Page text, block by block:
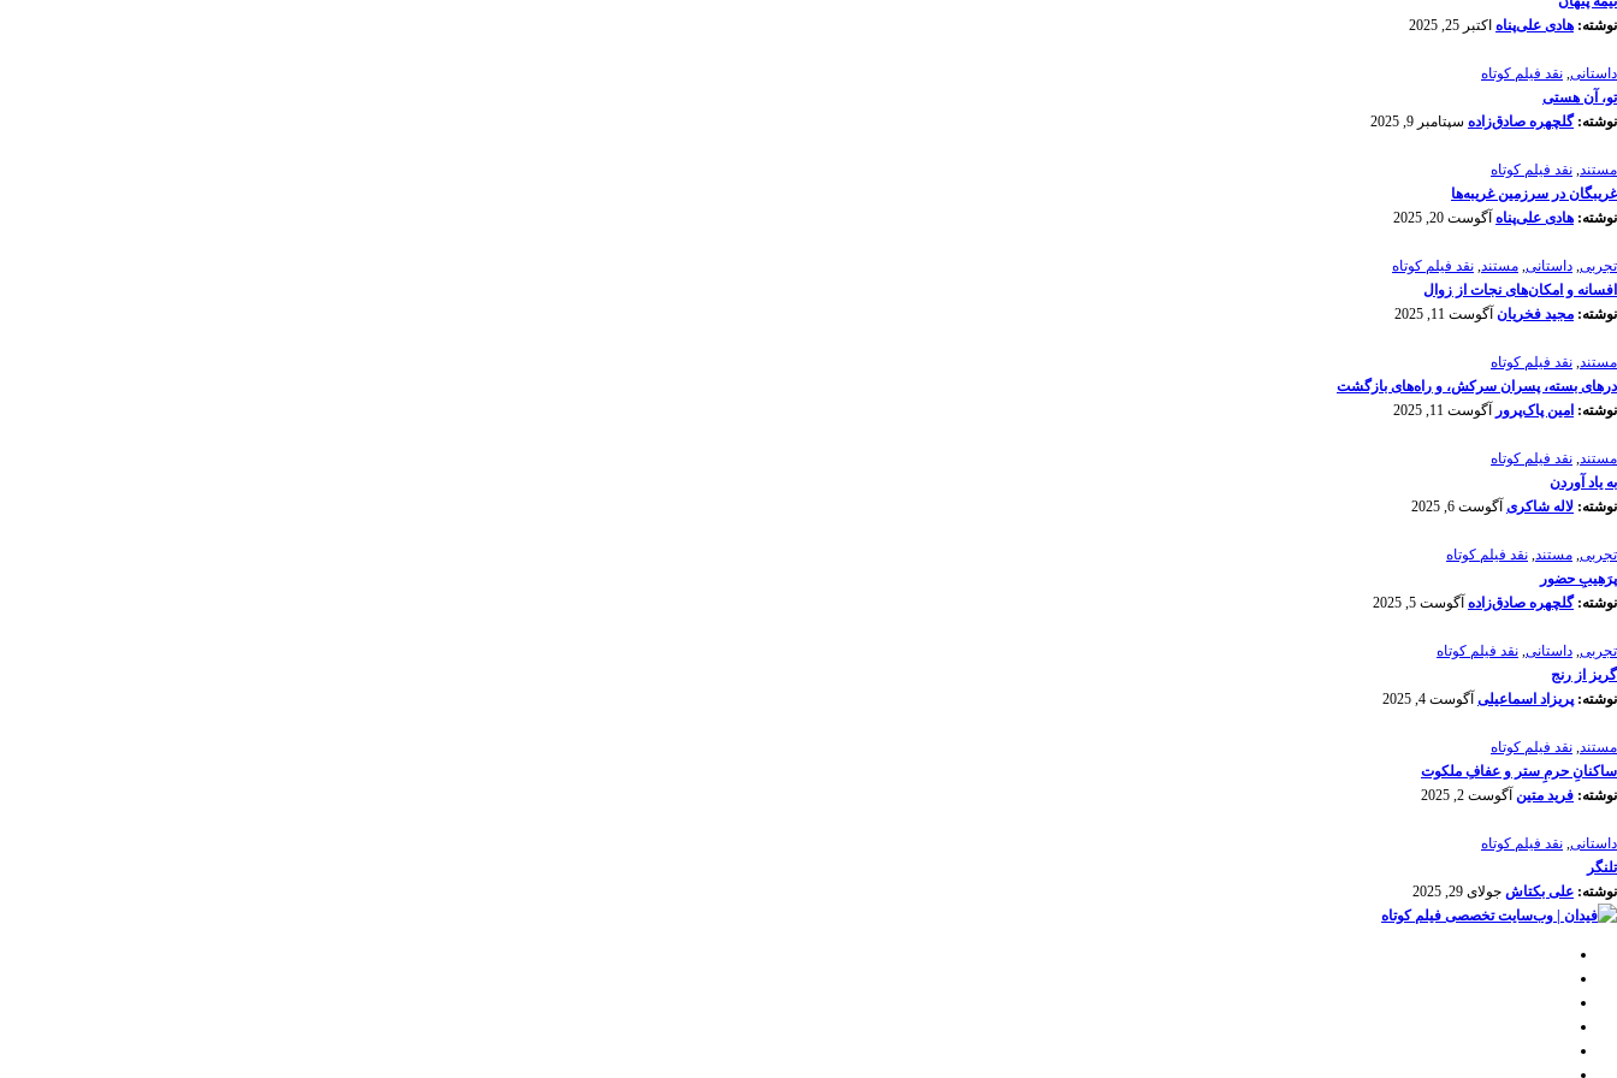
نوشته: هادی علی‌پناه اکتبر 25, 2025
داستانی, نقد فیلم کوتاه
تو، آن هستی
نوشته:گلچهره صادق‌زاده سپتامبر 9, 2025
مستند, نقد فیلم کوتاه
غریبگان در سرزمین غریبه‌ها
نوشته: هادی علی‌پناه آگوست 20, 2025
تجربی, داستانی, مستند, نقد فیلم کوتاه
افسانه‌ و امکان‌های نجات از زوال
نوشته: مجید فخریان آگوست 11, 2025
مستند, نقد فیلم کوتاه
درهای بسته، پسران سرکش، و راه‌های بازگشت
نوشته: امین پاک‌پرور آگوست 11, 2025
مستند, نقد فیلم کوتاه
به یاد آوردن
نوشته: لاله شاکری آگوست 6, 2025
تجربی, مستند, نقد فیلم کوتاه
پرَهیب‌ِ حضور
نوشته:گلچهره صادق‌زاده آگوست 5, 2025
تجربی, داستانی, نقد فیلم کوتاه
گریز از رنج
نوشته:پریزاد اسماعیلی آگوست 4, 2025
مستند, نقد فیلم کوتاه
ساکنانِ حرمِ ستر و عفافِ ملکوت
نوشته: فرید متین آگوست 2, 2025
داستانی, نقد فیلم کوتاه
تلنگر
نوشته: علی بکتاش جولای 29, 2025